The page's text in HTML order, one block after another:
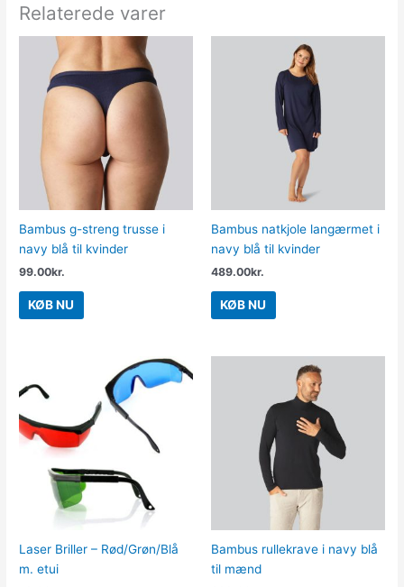
Relaterede varer
Bambus g-streng trusse i
navy blå til kvinder
99.00kr.
KØB NU
Bambus natkjole langærmet i
navy blå til kvinder
489.00kr.
KØB NU
Laser Briller – Rød/Grøn/Blå
m. etui
Bambus rullekrave i navy blå
til mænd